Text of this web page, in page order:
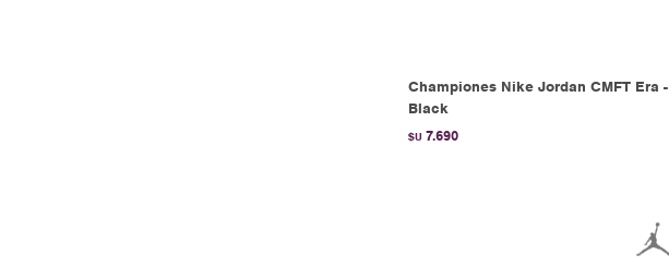
Championes Nike Jordan CMFT Era -
Black
$U 7.690